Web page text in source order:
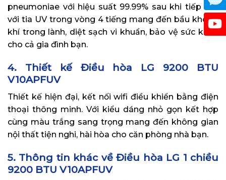
pneumoniae với hiệu suất 99.99% sau khi tiếp xúc
với tia UV trong vòng 4 tiếng mang đến bầu không
khí trong lành, diệt sạch vi khuẩn, bảo vệ sức khỏe
cho cả gia đình bạn.
4. Thiết kế Điều hòa LG 9200 BTU
V10APFUV
Thiết kế hiện đại, kết nối wifi điều khiển bằng điện
thoại thông minh. Với kiểu dáng nhỏ gọn kết hợp
cùng màu trắng sang trọng mang đến không gian
nội thất tiện nghi, hài hòa cho căn phòng nhà bạn.
5. Thông tin khác về Điều hòa LG 1 chiều
9200 BTU V10APFUV